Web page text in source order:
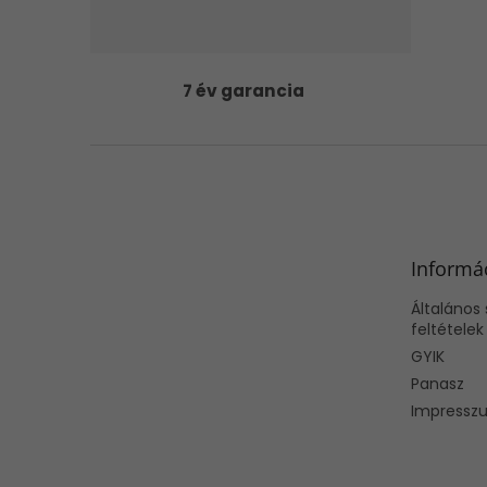
7 év garancia
Általános
feltételek
GYIK
Panasz